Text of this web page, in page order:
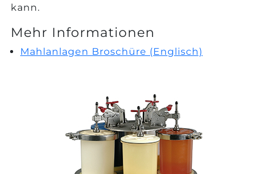
kann.
Mehr Informationen
Mahlanlagen Broschüre (Englisch)